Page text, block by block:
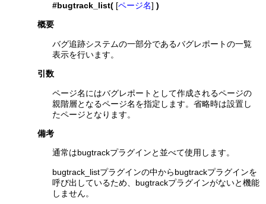
#bugtrack_list( [ページ名])
概要
バグ追跡システムの一部分であるバグレポートの一覧
表示を行います。
引数
ページ名にはバグレポートとして作成されるページの
親階層となるページ名を指定します。省略時は設置し
たページとなります。
備考
通常はbugtrackプラグインと並べて使用します。
bugtrack_listプラグインの中からbugtrackプラグインを
呼び出しているため、bugtrackプラグインがないと機能
しません。